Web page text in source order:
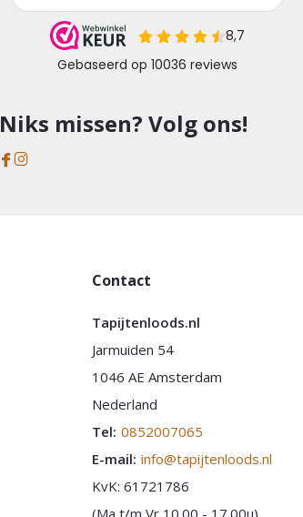
Niks missen? Volg ons!
Contact
Tapijtenloods.nl
Jarmuiden 54
1046 AE Amsterdam
Nederland
Tel: 0852007065
E-mail: info@tapijtenloods.nl
KvK: 61721786
(Ma t/m Vr 10.00 - 17.00u)